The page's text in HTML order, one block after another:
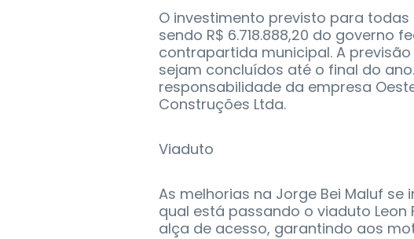
O investimento previsto para todas
sendo R$ 6.718.888,20 do governo
contrapartida municipal. A
sejam concluídos até o final do
responsabilidade da empresa
Construções Ltda.
Viaduto
As melhorias na Jorge Bei Maluf
qual está passando o viaduto
alça de acesso, garantindo aos